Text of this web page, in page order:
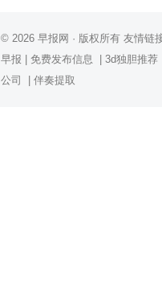
© 2026 早报网 · 版权所有 友情链
早报
免费发布信息 3d独胆推荐
公司
伴奏提取